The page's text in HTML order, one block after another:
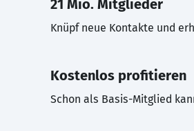
21 Mio. Mitglieder
Knüpf neue Kontakte und
Kostenlos profitieren
Schon als Basis-Mitglied